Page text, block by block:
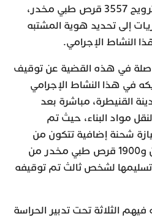
شخصين متلبسين بحيازة وترويح 3557 قرص طبي مخدر،
إلى تحديد هوية المشتبه
النشاط الإجرامي.
في هذه القضية عن توقيف
في هذا النشاط الإجرامي
القنيطرة، مباشرة بعد
مواد البناء، حيث تم
شحنة إضافية تتكون من
جرعات من مخدر الكوكايين و1900 قرص طبي مخدر من
تسليمها لشخص ثالث تم توقيفه
الثلاثة تحت تدبير الحراسة